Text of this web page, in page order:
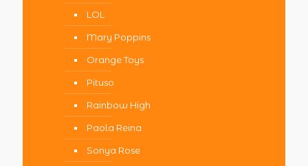
LOL
Mary Poppins
Orange Toys
Pituso
Rainbow High
Paola Reina
Sonya Rose